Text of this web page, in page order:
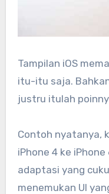
Tampilan iOS
itu-itu saja.
justru itulah
Contoh nyatanya,
iPhone 4 ke
adaptasi yang
menemukan UI